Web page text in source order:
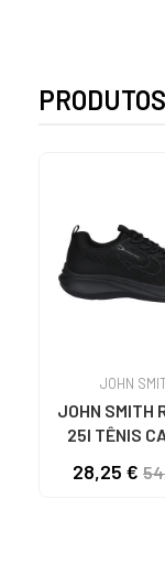
JOHN
JOHN SMITH
25I TÊNIS
NEGRO
28,25 €